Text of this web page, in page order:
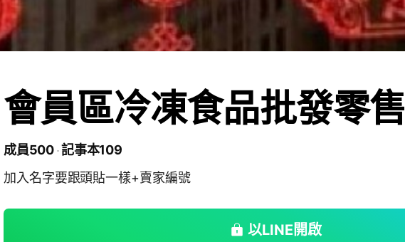
會員區冷凍食品批發零售
成員500 記事本109
加入名字要跟頭貼一樣+賣家編號
以LINE開啟